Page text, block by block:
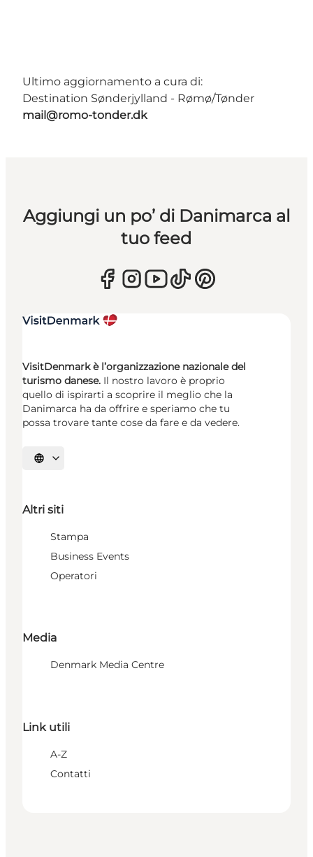
Ultimo aggiornamento a cura di:
Destination Sønderjylland - Rømø/Tønder
mail@romo-tonder.dk
Aggiungi un po’ di Danimarca al
tuo feed
VisitDenmark è l’organizzazione nazionale del
turismo danese. Il nostro lavoro è proprio
quello di ispirarti a scoprire il meglio che la
Danimarca ha da offrire e speriamo che tu
possa trovare tante cose da fare e da vedere.
Seleziona la lingua
Altri siti
Stampa
Business Events
Operatori
Media
Denmark Media Centre
Link utili
A-Z
Contatti